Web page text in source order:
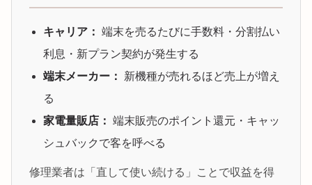
キャリア： 端末を売るたびに手数料・分割払い
利息・新プラン契約が発生する
端末メーカー：
新機種が売れるほど売上が増え
る
家電量販店： 端末販売のポイント還元・キャッ
シュバックで客を呼べる
修理業者は「直して使い続ける」ことで収益を得